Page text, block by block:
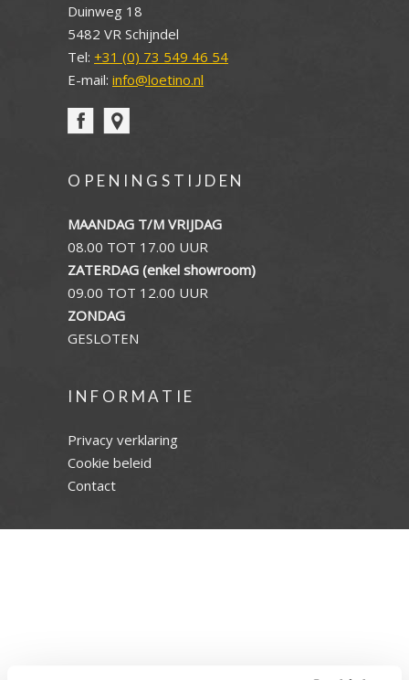
Duinweg 18
5482 VR Schijndel
Tel: +31 (0) 73 549 46 54
E-mail: info@loetino.nl
OPENINGSTIJDEN
MAANDAG T/M VRIJDAG
08.00 TOT 17.00 UUR
ZATERDAG (enkel showroom)
09.00 TOT 12.00 UUR
ZONDAG
GESLOTEN
INFORMATIE
Privacy verklaring
Cookie beleid
Contact